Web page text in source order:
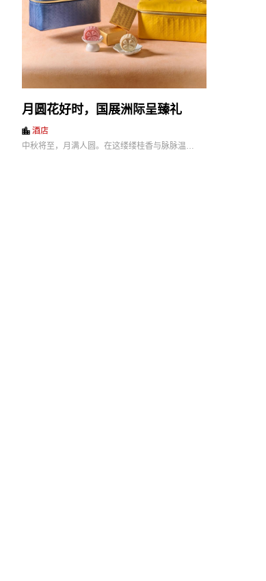
月圆花好时，国展洲际呈臻礼
酒店
中秋将至，月满人圆。在这缕缕桂香与脉脉温…